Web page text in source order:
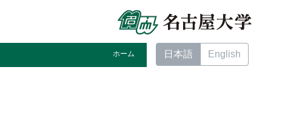
ホーム 日本語 English